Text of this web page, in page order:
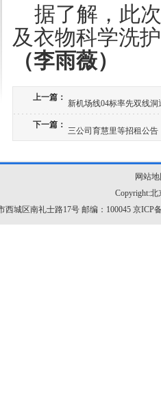
据了解，此
及衣物科学洗
（李雨薇）
上一篇： 新机场线04标率先双线洞
下一篇： 三公司育慧里等招租公告
网站
Copyright:
西城区南礼士路17号 邮编：100045 京ICP